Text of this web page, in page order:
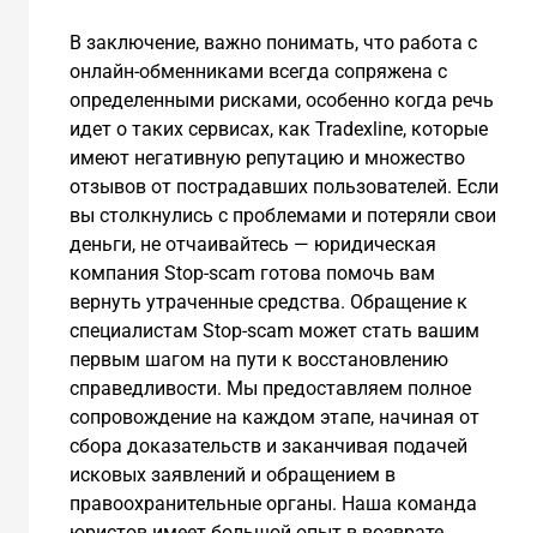
В заключение, важно понимать, что работа с
онлайн-обменниками всегда сопряжена с
определенными рисками, особенно когда речь
идет о таких сервисах, как Tradexline, которые
имеют негативную репутацию и множество
отзывов от пострадавших пользователей. Если
вы столкнулись с проблемами и потеряли свои
деньги, не отчаивайтесь — юридическая
компания Stop-scam готова помочь вам
вернуть утраченные средства. Обращение к
специалистам Stop-scam может стать вашим
первым шагом на пути к восстановлению
справедливости. Мы предоставляем полное
сопровождение на каждом этапе, начиная от
сбора доказательств и заканчивая подачей
исковых заявлений и обращением в
правоохранительные органы. Наша команда